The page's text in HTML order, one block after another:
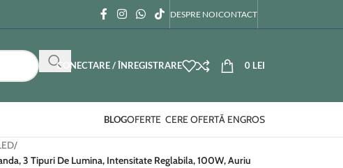
DESPRE NOICONTACT
CONECTARE / ÎNREGISTRARE 0 LEI
BLOGOFERTE CERE OFERTĂ ENGROS
/
3 Tipuri De Lumina, Intensitate Reglabila, 100W, Auriu